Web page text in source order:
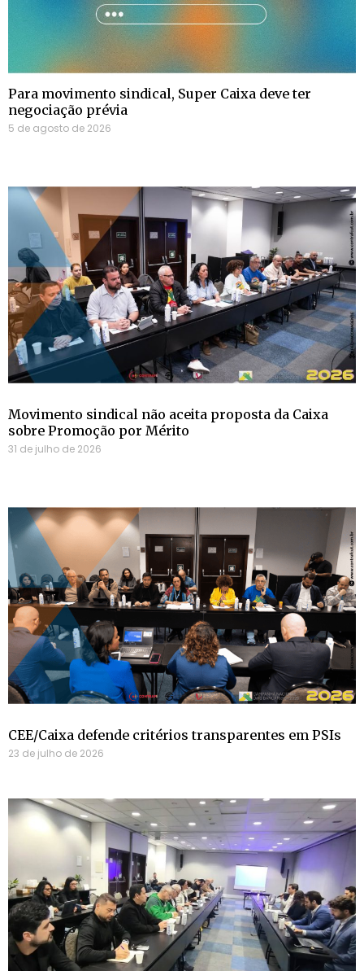
Para movimento sindical, Super Caixa deve ter
negociação prévia
5 de agosto de 2026
Movimento sindical não aceita proposta da Caixa
sobre Promoção por Mérito
31 de julho de 2026
CEE/Caixa defende critérios transparentes em PSIs
23 de julho de 2026